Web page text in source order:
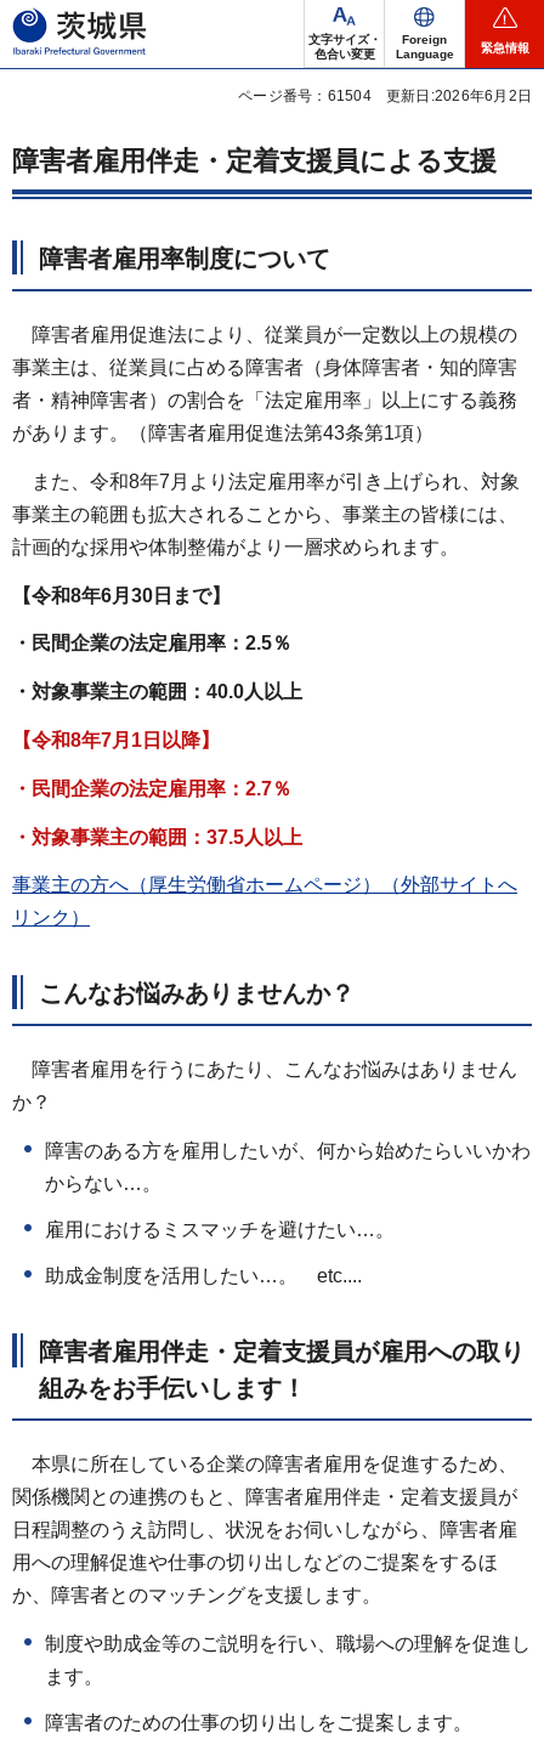
茨城県
文字サイズ・
色合い変更
Foreign
Language
緊急情報
ページ番号：61504 更新日:2026年6月2日
障害者雇用伴走・定着支援員による支援
障害者雇用率制度について
障害者雇用促進法により、従業員が一定数以上の規模の
事業主は、従業員に占める障害者（身体障害者・知的障害
者・精神障害者）の割合を「法定雇用率」以上にする義務
があります。（障害者雇用促進法第43条第1項）
また、令和8年7月より法定雇用率が引き上げられ、対象
事業主の範囲も拡大されることから、事業主の皆様には、
計画的な採用や体制整備がより一層求められます。
【令和8年6月30日まで】
・民間企業の法定雇用率：2.5％
・対象事業主の範囲：40.0人以上
【令和8年7月1日以降】
・民間企業の法定雇用率：2.7％
・対象事業主の範囲：37.5人以上
事業主の方へ（厚生労働省ホームページ）（外部サイトへ
リンク）
こんなお悩みありませんか？
障害者雇用を行うにあたり、こんなお悩みはありません
か？
障害のある方を雇用したいが、何から始めたらいいかわ
からない…。
雇用におけるミスマッチを避けたい…。
助成金制度を活用したい…。 etc....
障害者雇用伴走・定着支援員が雇用への取り
組みをお手伝いします！
本県に所在している企業の障害者雇用を促進するため、
関係機関との連携のもと、障害者雇用伴走・定着支援員が
日程調整のうえ訪問し、状況をお伺いしながら、障害者雇
用への理解促進や仕事の切り出しなどのご提案をするほ
か、障害者とのマッチングを支援します。
制度や助成金等のご説明を行い、職場への理解を促進し
ます。
障害者のための仕事の切り出しをご提案します。